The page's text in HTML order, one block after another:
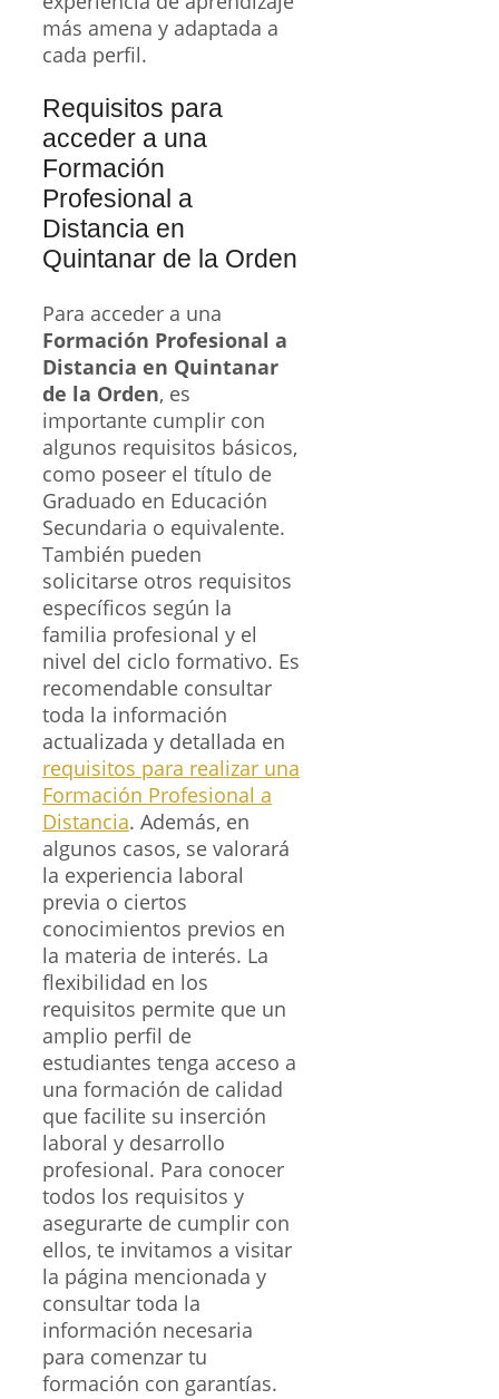
más amena y adaptada a
cada perfil.
Requisitos para
acceder a una
Formación
Profesional a
Distancia en
Quintanar de la Orden
Para acceder a una
Formación Profesional a
Distancia en Quintanar
de la Orden, es
importante cumplir con
algunos requisitos básicos,
como poseer el título de
Graduado en Educación
Secundaria o equivalente.
También pueden
solicitarse otros requisitos
específicos según la
familia profesional y el
nivel del ciclo formativo. Es
recomendable consultar
toda la información
actualizada y detallada en
requisitos para realizar una
Formación Profesional a
Distancia. Además, en
algunos casos, se valorará
la experiencia laboral
previa o ciertos
conocimientos previos en
la materia de interés. La
flexibilidad en los
requisitos permite que un
amplio perfil de
estudiantes tenga acceso a
una formación de calidad
que facilite su inserción
laboral y desarrollo
profesional. Para conocer
todos los requisitos y
asegurarte de cumplir con
ellos, te invitamos a visitar
la página mencionada y
consultar toda la
información necesaria
para comenzar tu
formación con garantías.